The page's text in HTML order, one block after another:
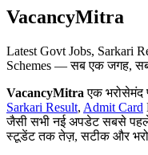
VacancyMitra
Latest Govt Jobs, Sarkari
Schemes — सब एक जगह,
VacancyMitra एक भरोसेमंद
Sarkari Result, Admit Card
जैसी सभी नई अपडेट सबसे पहले
स्टूडेंट तक तेज़, सटीक और